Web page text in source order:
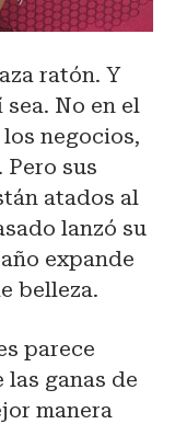
ratón. Y
No en el
negocios,
sus
atados al
lanzó su
expande
belleza.
parece
las ganas de
manera